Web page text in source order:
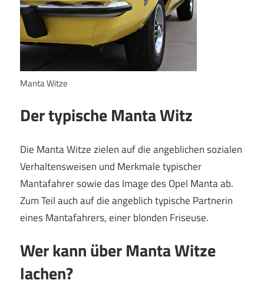
Manta Witze
Der typische Manta Witz
Die Manta Witze zielen auf die angeblichen sozialen
Verhaltensweisen und Merkmale typischer
Mantafahrer sowie das Image des Opel Manta ab.
Zum Teil auch auf die angeblich typische Partnerin
eines Mantafahrers, einer blonden Friseuse.
Wer kann über Manta Witze
lachen?